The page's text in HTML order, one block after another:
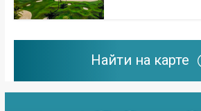
Найти на карте